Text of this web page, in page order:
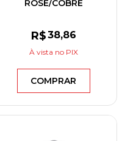
ROSÊ/COBRE
R$38,86
À vista no PIX
COMPRAR